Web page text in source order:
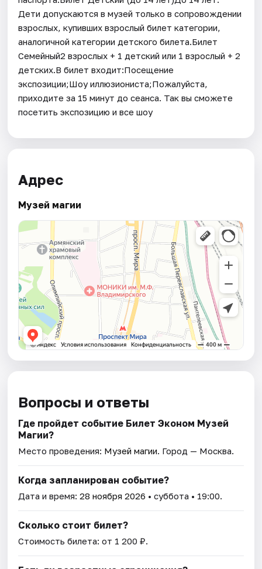
Дети допускаются в музей только в сопровождении
взрослых, купивших взрослый билет категории,
аналогичной категории детского билета.Билет
Семейный2 взрослых + 1 детский или 1 взрослый + 2
детских.В билет входит:Посещение
экспозиции;Шоу иллюзиониста;Пожалуйста,
приходите за 15 минут до сеанса. Так вы сможете
посетить экспозицию и все шоу
Адрес
Музей магии
Вопросы и ответы
Где пройдет событие Билет Эконом Музей
Магии?
Место проведения: Музей магии. Город — Москва.
Когда запланирован событие?
Дата и время:28 ноября 2026 • суббота • 19:00.
Сколько стоит билет?
Стоимость билета: от 1 200 ₽.